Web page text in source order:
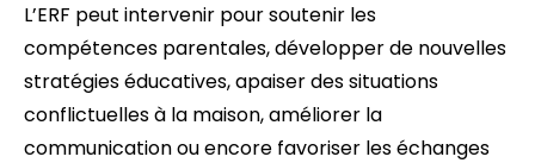
L’ERF peut intervenir pour soutenir les
compétences parentales, développer de nouvelles
stratégies éducatives, apaiser des situations
conflictuelles à la maison, améliorer la
communication ou encore favoriser les échanges